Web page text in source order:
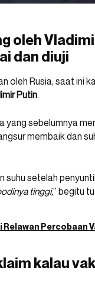
oleh
dan diuji
oleh Rusia, saat ini
Putin.
yang sebelumnya
membaik dan
setelah
tinggi,” begitu
Relawan Percobaan
kalau